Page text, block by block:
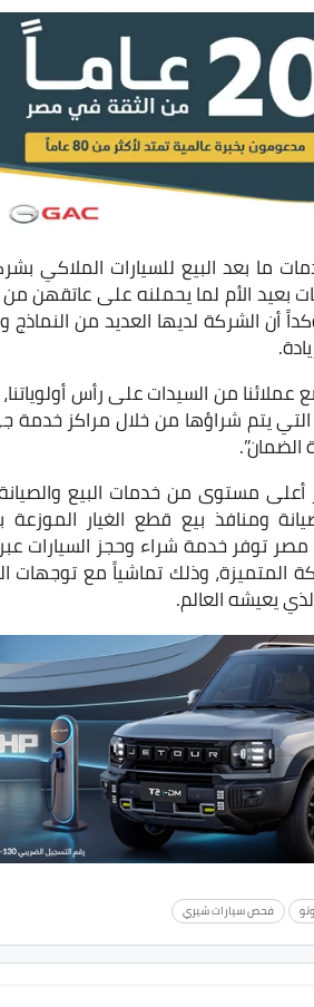
ما بعد البيع للسيارات
بعيد الأم لما يحملنه على عاتقهن من
أن الشركة لديها العديد من النماذج
من السيدات على رأس
على المصنعية، التي يتم شراؤها من خلال
مستوى من خدمات البيع
ومنافذ بيع قطع الغيار
توفر خدمة شراء وحجز السيارات
المتميزة، وذلك تماشياً مع
يعيشه العالم.
فحص سيارات شيري